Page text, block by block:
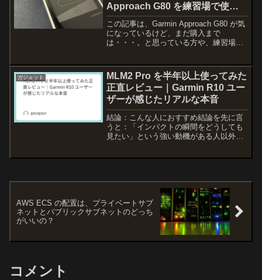
Approach G80 を練習場で使っ
てみたのでレビューしてみた
この記事は、Garmin Approach G80 が気
になっているけど、まだ購入まで
は・・・。と思っている方や、練習場の
えできればと思います。この記事では、
主に練習場...
ガジェット
MLM2 Pro を半年以上使ってみた
正直レビュー｜Garmin R10 ユー
ザーが感じたリアルな本音
結論：こんな人におすすめ結論を先に言
うと：「インパクトの瞬間をどうしても
見たい」という強い動機がある人以外に
AWS ECS の配置は、プライベートサブ
ネットとパブリックサブネットのどっち
がいいの？
コメント